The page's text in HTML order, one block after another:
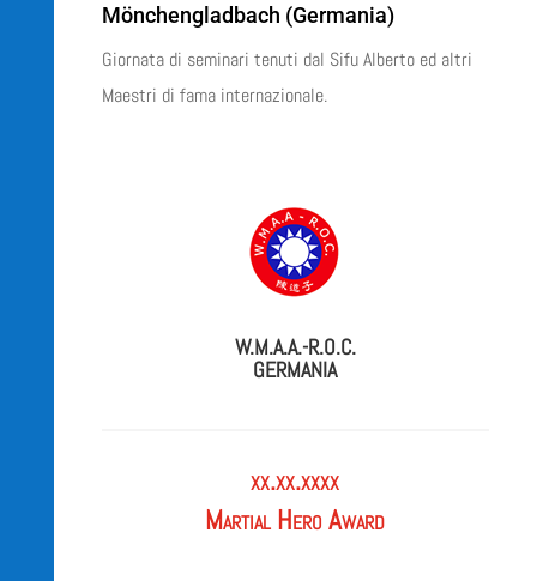
Mönchengladbach (Germania)
Giornata di seminari tenuti dal Sifu Alberto ed altri
Maestri di fama internazionale.
W.M.A.A.-R.O.C.
GERMANIA
xx.xx.xxxx
Martial Hero Award